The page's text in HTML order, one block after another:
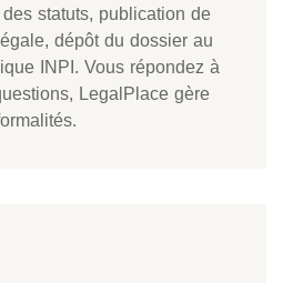
statuts, publication de
dépôt du dossier au
INPI. Vous répondez à
LegalPlace gère